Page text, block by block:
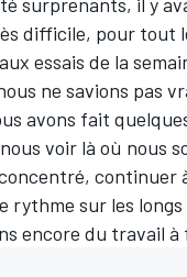
difficile, pour tout
essais de la
ne savions pas
avons fait
voir là où nous
continuer
rythme sur les
encore du travail à